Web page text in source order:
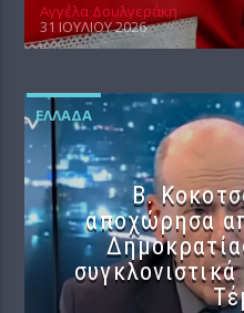
Αγγέλα Δουλγεράκη
31 ΙΟΥΛΊΟΥ 2026
ΕΛΛΆΔΑ
Β.
αποχώρησα